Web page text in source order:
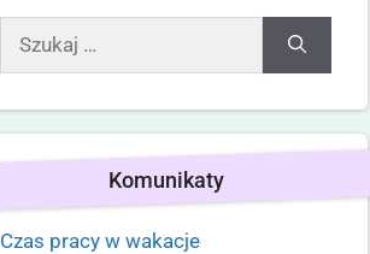
Komunikaty
Czas pracy w wakacje